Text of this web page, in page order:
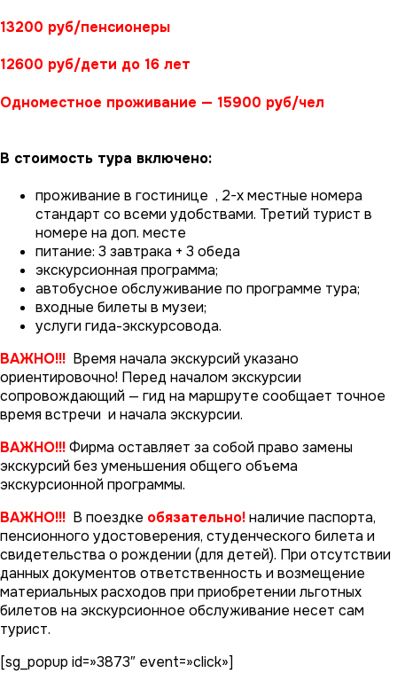
13200 руб/пенсионеры
12600 руб/дети до 16 лет
Одноместное проживание — 15900 руб/чел
В стоимость тура включено:
проживание в гостинице , 2-х местные номера
стандарт со всеми удобствами. Третий турист в
номере на доп. месте
питание: 3 завтрака + 3 обеда
экскурсионная программа;
автобусное обслуживание по программе тура;
входные билеты в музеи;
услуги гида-экскурсовода.
ВАЖНО!!! Время начала экскурсий указано
ориентировочно! Перед началом экскурсии
сопровождающий — гид на маршруте сообщает точное
время встречи и начала экскурсии.
ВАЖНО!!!Фирма оставляет за собой право замены
экскурсий без уменьшения общего объема
экскурсионной программы.
ВАЖНО!!! В поездке обязательно!наличие паспорта,
пенсионного удостоверения, студенческого билета и
свидетельства о рождении (для детей). При отсутствии
данных документов ответственность и возмещение
материальных расходов при приобретении льготных
билетов на экскурсионное обслуживание несет сам
турист.
[sg_popup id=»3873″ event=»click»]